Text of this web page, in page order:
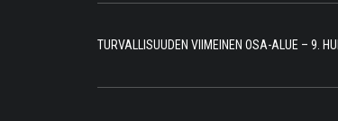
TURVALLISUUDEN VIIMEINEN OSA-ALUE – 9.